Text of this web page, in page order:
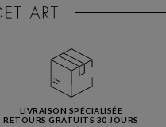
LIVRAISON SPÉCIALISÉE
RETOURS GRATUITS 30 JOURS